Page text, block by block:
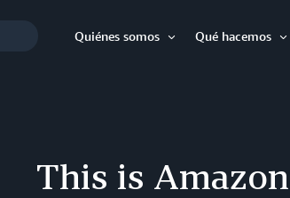
Quiénes somos
Qué hacemos
This is Amazon